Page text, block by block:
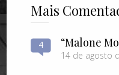
Mais
4 “Malone
14 de agosto